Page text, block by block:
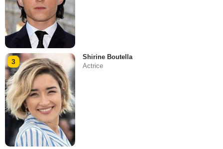
3
Shirine Boutella
Actrice